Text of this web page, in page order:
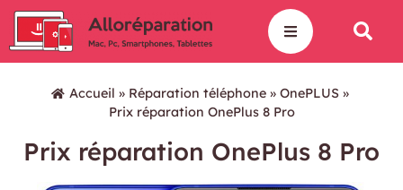
Accueil » Réparation téléphone» OnePLUS»
Prix réparation OnePlus 8 Pro
Prix réparation OnePlus 8 Pro